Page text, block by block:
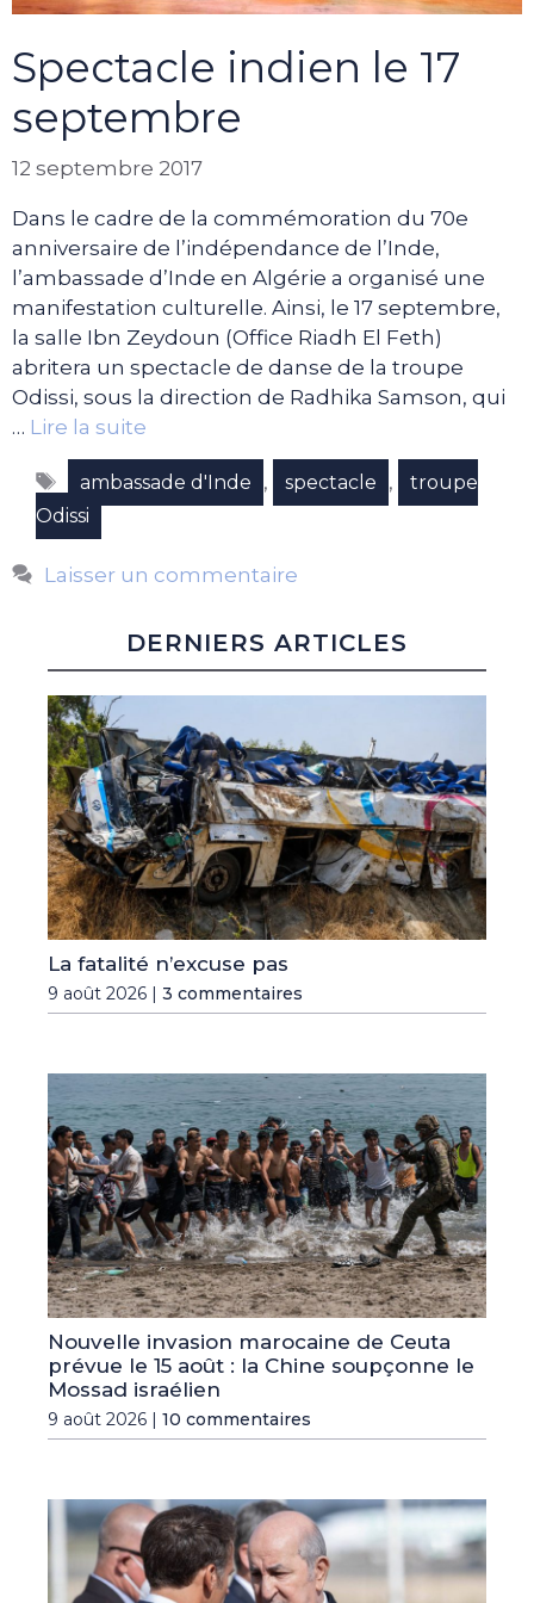
Spectacle indien le 17
septembre
12 septembre 2017
Dans le cadre de la commémoration du 70e
anniversaire de l’indépendance de l’Inde,
l’ambassade d’Inde en Algérie a organisé une
manifestation culturelle. Ainsi, le 17 septembre,
la salle Ibn Zeydoun (Office Riadh El Feth)
abritera un spectacle de danse de la troupe
Odissi, sous la direction de Radhika Samson, qui
… Lire la suite
Étiquettes
ambassade d'Inde , spectacle ,
troupe
Odissi
Laisser un commentaire
DERNIERS ARTICLES
La fatalité n’excuse pas
9 août 2026 | 3 commentaires
Nouvelle invasion marocaine de Ceuta
prévue le 15 août : la Chine soupçonne le
Mossad israélien
9 août 2026 | 10 commentaires